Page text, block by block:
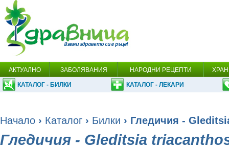
АКТУАЛНО ЗАБОЛЯВАНИЯ НАРОДНИ РЕЦЕПТИ
КАТАЛОГ - БИЛКИ КАТАЛОГ - ЛЕКАРИ
Начало › Каталог › Билки › Гледичия -
Гледичия - Gleditsia